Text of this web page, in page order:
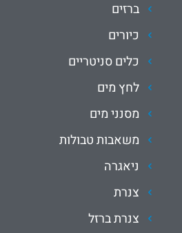
ברזים
כיורים
כלים סניטריים
לחץ מים
מסנני מים
משאבות טבולות
ניאגרה
צנרת
צנרת ברזל